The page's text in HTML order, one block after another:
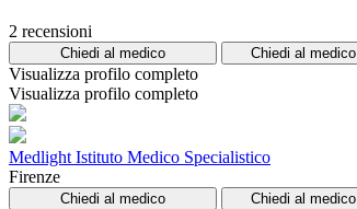
2 recensioni
Chiedi al medico Chiedi al medico
Visualizza profilo completo
Visualizza profilo completo
Medlight Istituto Medico Specialistico
Firenze
Chiedi al medico Chiedi al medico